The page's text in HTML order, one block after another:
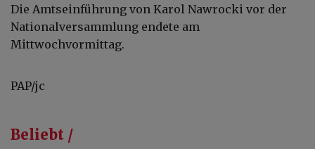
Die Amtseinführung von Karol Nawrocki vor der
Nationalversammlung endete am
Mittwochvormittag.
PAP/jc
Beliebt /